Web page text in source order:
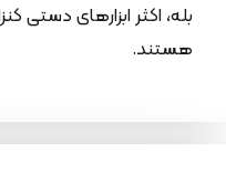
بله، اکثر ابزارهای دستی
هستند.